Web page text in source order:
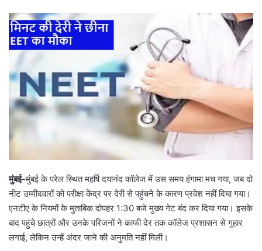
n
a
m
a
मुंबई-मुंबई के परेल स्थित महर्षि दयानंद कॉलेज में उस समय हंगामा मच गया, जब दो
नीट उम्मीदवारों को परीक्षा केंद्र पर देरी से पहुंचने के कारण प्रवेश नहीं दिया गया।
एनटीए के नियमों के मुताबिक दोपहर 1:30 बजे मुख्य गेट बंद कर दिया गया। इसके
बाद पहुंचे छात्रों और उनके परिजनों ने काफी देर तक कॉलेज प्रशासन से गुहार
लगाई, लेकिन उन्हें अंदर जाने की अनुमति नहीं मिली।